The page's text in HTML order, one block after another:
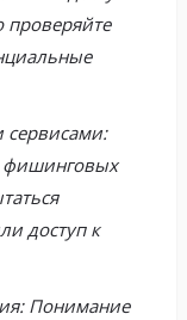
проверяйте
сервисами:
фишинговых
доступ к
Понимание